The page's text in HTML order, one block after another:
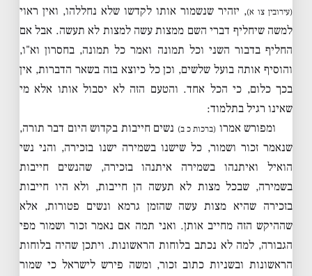
(עירובין צו א), יזהיר שנשמור אותו לקדשו שלא נחללהו, ואין ראוי
למשה שיחליף דברי השם ממצות עשה למצות לא תעשה. אבל אם
החליף בדבור השני וכל תמונה ואמר כל תמונה, בחסרון וא"ו,
והוסיף אותה בועל שלשים, וכן כל כיוצא בזה בשאר הדברות, אין
בכך כלום, כי הכל אחד. והטעם הזה לא יסבול אותו אלא מי
שאינו רגיל בתלמוד:
ומפורש אמרו (ברכות כ ב) נשים חייבות בקדוש היום דבר תורה,
שנאמר זכור ושמור, כל שישנו בשמירה ישנו בזכירה, והני נשי
הואיל ואיתנהו בשמירה איתנהו בזכירה, שהנשים חייבות
בשמירה, שבכל מצות לא תעשה הן חייבות, ולא היו חייבות
בזכירה שהיא מצות עשה שהזמן גרמא ונשים פטורות, אלא
שההיקש הזה מחייב אותן. ואני תמה אם נאמר זכור ושמור מפי
הגבורה, למה לא נכתב בלוחות הראשונות. ויתכן שהיה בלוחות
הראשונות ובשניות כתוב זכור, ומשה פירש לישראל כי שמור